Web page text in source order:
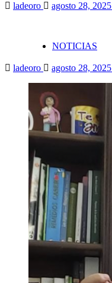
ladeoro agosto 28, 2025
NOTICIAS
ladeoro agosto 28, 2025